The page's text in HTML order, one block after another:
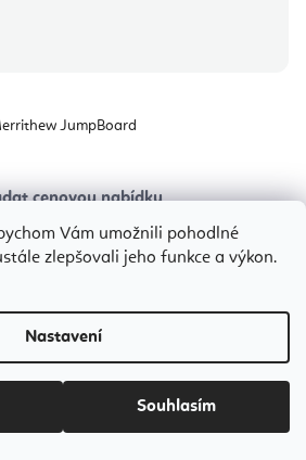
Vám umožnili pohodlné
zlepšovali jeho funkce a výkon.
Nastavení
Souhlasím
JumpBoard
cenovou nabídku
od12 148 Kč